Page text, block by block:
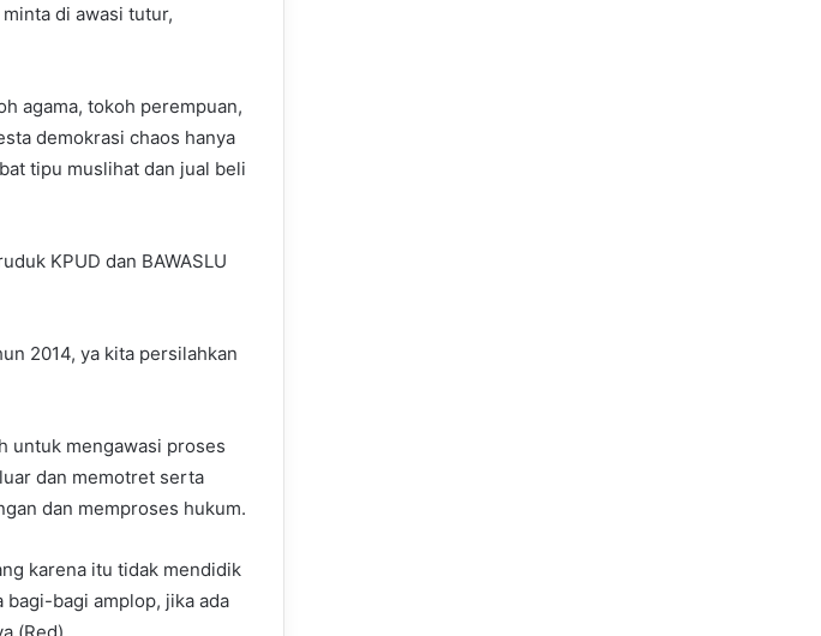
di awasi tutur,
agama, tokoh perempuan,
demokrasi chaos hanya
tipu muslihat dan jual beli
KPUD dan BAWASLU
2014, ya kita persilahkan
untuk mengawasi proses
dan memotret serta
dan memproses hukum.
karena itu tidak mendidik
bagi-bagi amplop, jika ada